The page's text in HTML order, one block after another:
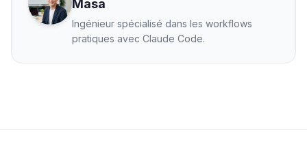
Masa
Ingénieur spécialisé dans les workflows
pratiques avec Claude Code.